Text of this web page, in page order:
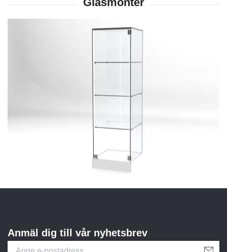
Anmäl dig till vår nyhetsbrev